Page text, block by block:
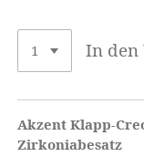
In den
Akzent Klapp-
Zirkoniabesatz